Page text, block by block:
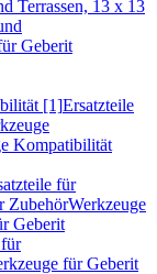
Terrassen, 13 x 13
Geberit
[1]Ersatzteile
Kompatibilität
für
ZubehörWerkzeuge
Geberit
für Geberit